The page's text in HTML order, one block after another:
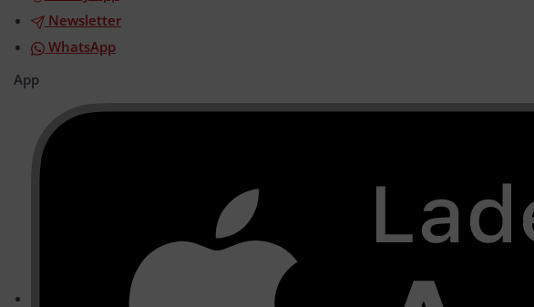
Newsletter
WhatsApp
App